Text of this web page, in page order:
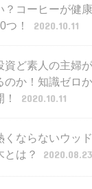
？コーヒーが健
つ！
2020.10.11
資ど素人の主婦
のか！知識ゼロ
！
2020.10.11
くならないウッ
とは？
2020.08.23